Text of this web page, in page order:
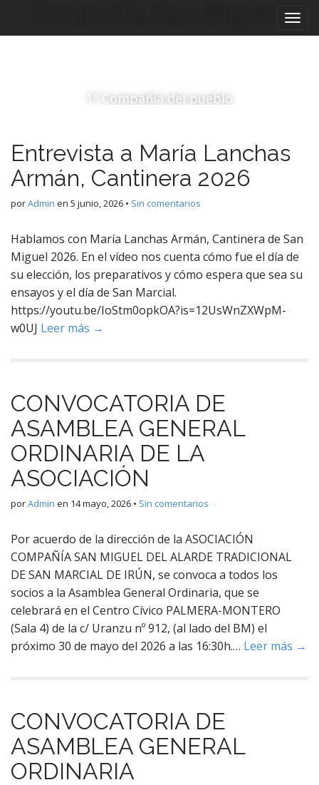
l
1ª Compañía del pueblo
Entrevista a María Lanchas
Armán, Cantinera 2026
porAdmin en 5 junio, 2026 • Sin comentarios
Hablamos con María Lanchas Armán, Cantinera de San
Miguel 2026. En el vídeo nos cuenta cómo fue el día de
su elección, los preparativos y cómo espera que sea su
ensayos y el día de San Marcial.
https://youtu.be/IoStm0opkOA?is=12UsWnZXWpM-
w0UJ Leer más →
CONVOCATORIA DE
ASAMBLEA GENERAL
ORDINARIA DE LA
ASOCIACIÓN
porAdmin en 14 mayo, 2026 • Sin comentarios
Por acuerdo de la dirección de la ASOCIACIÓN
COMPAÑÍA SAN MIGUEL DEL ALARDE TRADICIONAL
DE SAN MARCIAL DE IRÚN, se convoca a todos los
socios a la Asamblea General Ordinaria, que se
celebrará en el Centro Cívico PALMERA-MONTERO
(Sala 4) de la c/ Uranzu nº 912, (al lado del BM) el
próximo 30 de mayo del 2026 a las 16:30h.… Leer más →
CONVOCATORIA DE
ASAMBLEA GENERAL
ORDINARIA